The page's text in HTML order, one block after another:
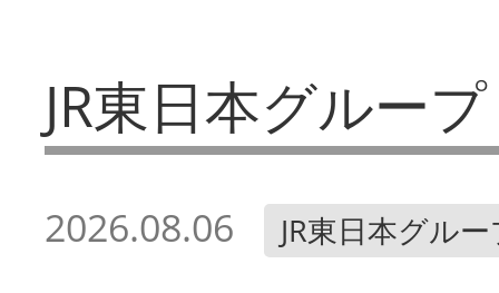
JR東日本グループ
2026.08.06 JR東日本グル